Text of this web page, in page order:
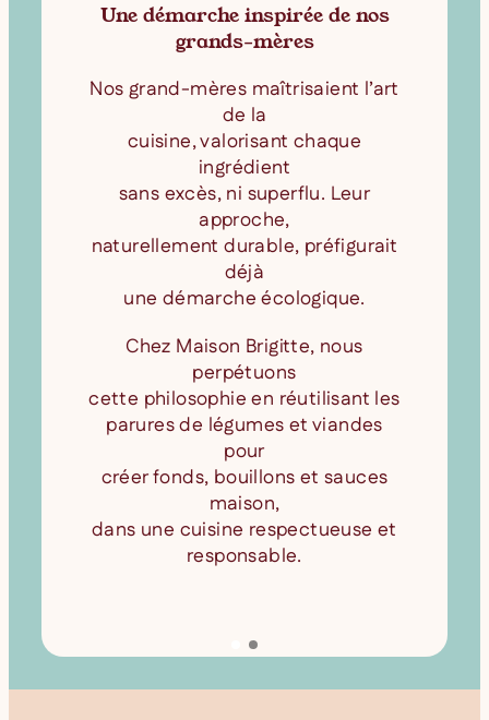
Une démarche inspirée de nos
grands-mères
Nos grand-mères maîtrisaient l’art
de la
cuisine, valorisant chaque
ingrédient
sans excès, ni superflu. Leur
approche,
naturellement durable, préfigurait
déjà
une démarche écologique.
Chez Maison Brigitte, nous
perpétuons
cette philosophie en réutilisant les
parures de légumes et viandes
pour
créer fonds, bouillons et sauces
maison,
dans une cuisine respectueuse et
responsable.